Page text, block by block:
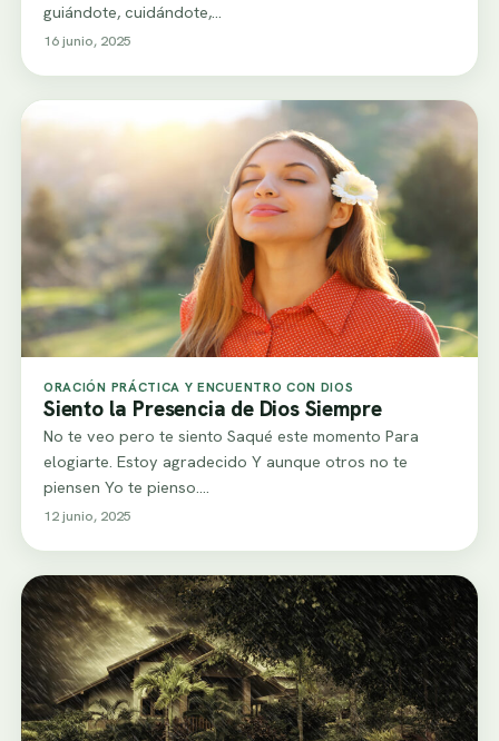
guiándote, cuidándote,…
16 junio, 2025
ORACIÓN PRÁCTICA Y ENCUENTRO CON DIOS
Siento la Presencia de Dios Siempre
No te veo pero te siento Saqué este momento Para
elogiarte. Estoy agradecido Y aunque otros no te
piensen Yo te pienso.…
12 junio, 2025